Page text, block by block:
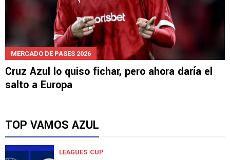
MERCADO DE PASES 2026
Cruz Azul lo quiso fichar, pero ahora daría el
salto a Europa
TOP VAMOS AZUL
LEAGUES CUP